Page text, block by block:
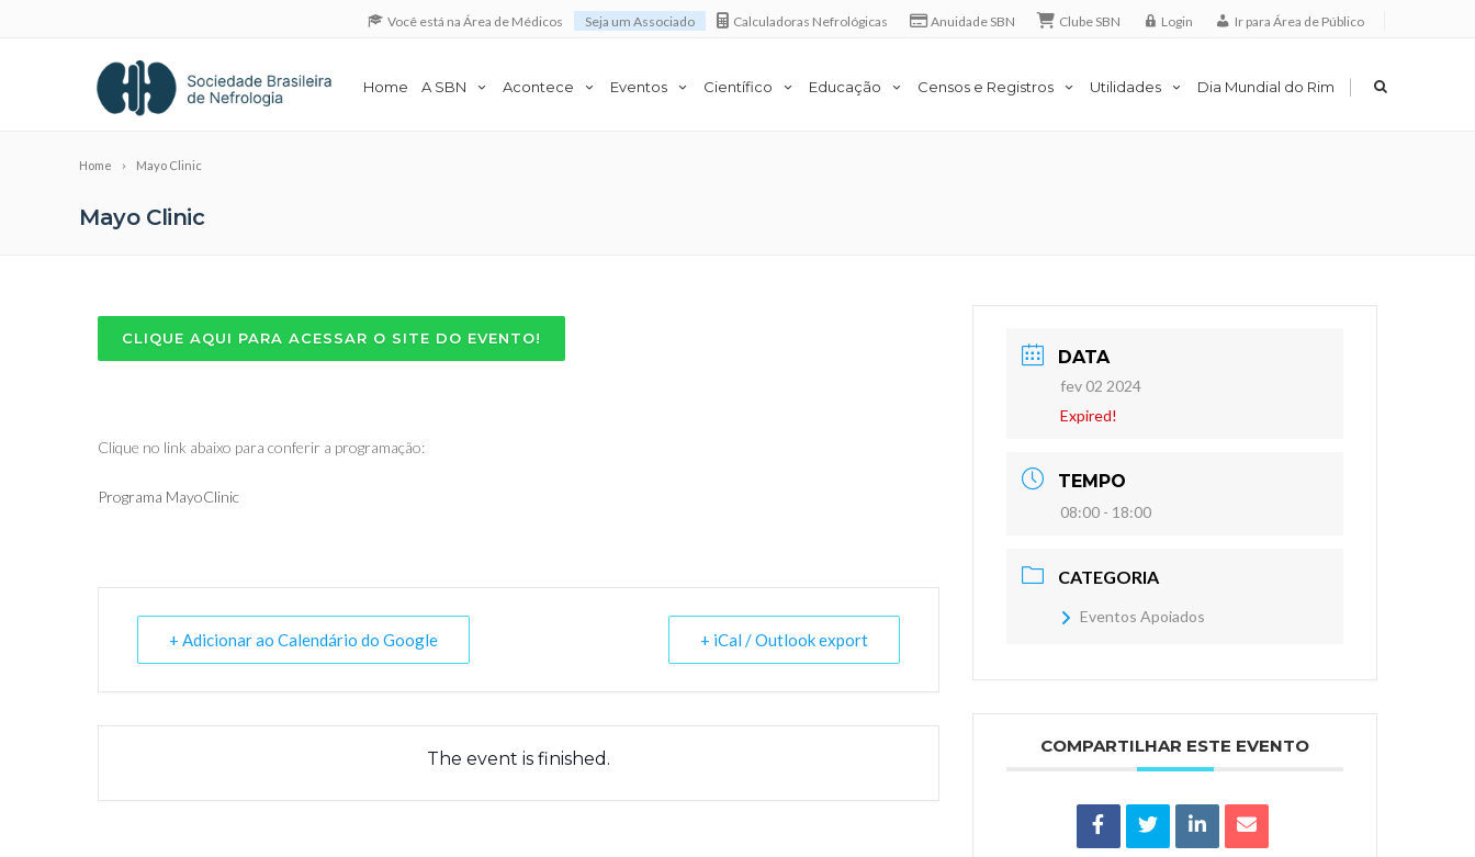
Você está na Área de Médicos Seja um Associado Calculadoras Nefrológicas Anuidade SBN Clube SBN Login Ir para Área de Público
Home A SBN Acontece Eventos Científico Educação Censos e Registros Utilidades Dia Mundial do Rim |
Home Mayo Clinic
Mayo Clinic
CLIQUE AQUI PARA ACESSAR O SITE DO EVENTO!
Clique no link abaixo para conferir a programação:
Programa MayoClinic
+ Adicionar ao Calendário do Google + iCal / Outlook export
The event is finished.
DATA
fev 02 2024
Expired!
TEMPO
08:00 - 18:00
CATEGORIA
Eventos Apoiados
COMPARTILHAR ESTE EVENTO